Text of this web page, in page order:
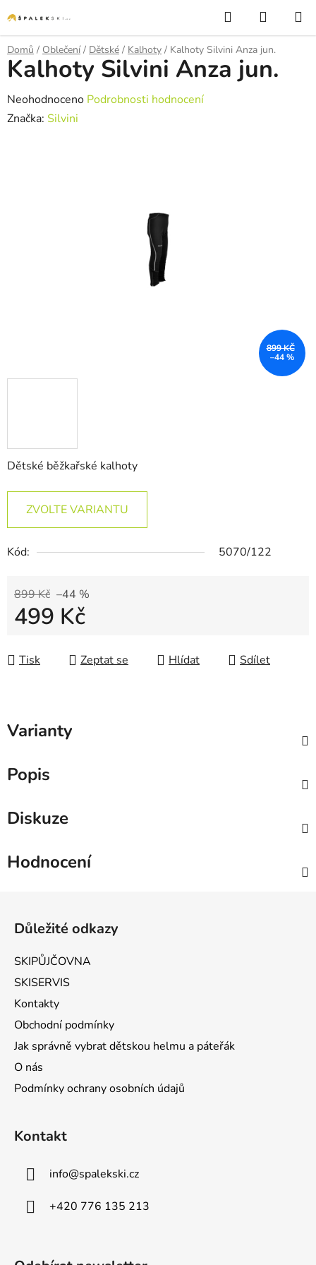
Hledat
Domů / Oblečení / Dětské / Kalhoty / Kalhoty Silvini Anza jun.
Dětské běžkařské kalhoty
ZVOLTE VARIANTU
Kód: 5070/122
899 Kč –44 %
499 Kč
Tisk
Zeptat se Hlídat Sdílet
Kalhoty Silvini Anza jun.
Průměrné hodnocení produktu je 0,0 z 5 hvězdiček.
Neohodnoceno Podrobnosti hodnocení
Značka: Silvini
899 KČ
–44 %
Varianty
Popis
Diskuze
Hodnocení
Důležité odkazy
SKIPŮJČOVNA
SKISERVIS
Kontakty
Obchodní podmínky
Jak správně vybrat dětskou helmu a páteřák
O nás
Podmínky ochrany osobních údajů
Kontakt
info@spalekski.cz
+420 776 135 213